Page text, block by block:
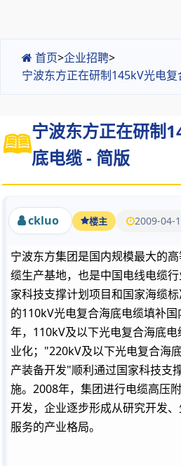
首页>企业招聘>
宁波东方正在研制145kV光电复
宁波东方正在研制
底电缆 - 简版
ckluo 楼主 2009-04-
宁波东方集团是国内规模最大的
缆生产基地，也是中国电线电缆
家科技支撑计划项目和国家海缆
的110kV光电复合海底电缆填补
年，110kV及以下光电复合海底
业化；"220kV及以下光电复合海
产装备开发"顺利通过国家科技支
施。2008年，集团进行电缆高压
开发，企业逐步形成从研究开发
服务的产业格局。